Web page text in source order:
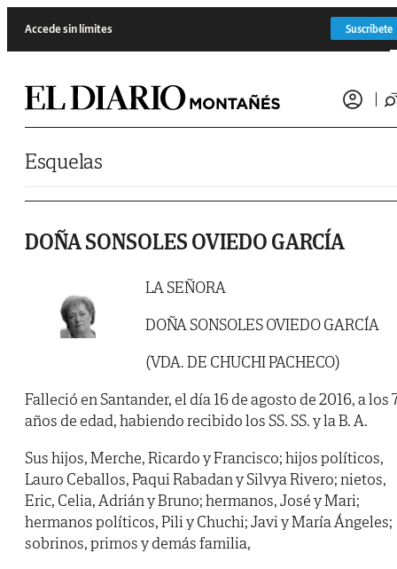
Accede sin límites Suscríbete
Esquelas
DOÑA SONSOLES OVIEDO GARCÍA
LA SEÑORA
DOÑA SONSOLES OVIEDO GARCÍA
(VDA. DE CHUCHI PACHECO)
Falleció en Santander, el día 16 de agosto de 2016, a los
años de edad, habiendo recibido los SS. SS. y la B. A.
Sus hijos, Merche, Ricardo y Francisco; hijos políticos,
Lauro Ceballos, Paqui Rabadan y Silvya Rivero; nietos,
Eric, Celia, Adrián y Bruno; hermanos, José y Mari;
hermanos políticos, Pili y Chuchi; Javi y María Ángeles;
sobrinos, primos y demás familia,